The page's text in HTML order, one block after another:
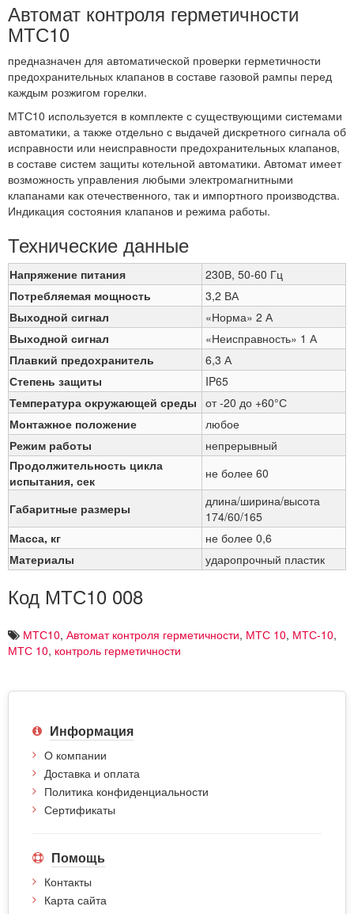
Автомат контроля герметичности
МТС10
предназначен для автоматической проверки герметичности
предохранительных клапанов в составе газовой рампы перед
каждым розжигом горелки.
МТС10 используется в комплекте с существующими системами
автоматики, а также отдельно с выдачей дискретного сигнала об
исправности или неисправности предохранительных клапанов,
в составе систем защиты котельной автоматики. Автомат имеет
возможность управления любыми электромагнитными
клапанами как отечественного, так и импортного производства.
Индикация состояния клапанов и режима работы.
Технические данные
Напряжение питания
230В, 50-60 Гц
Потребляемая мощность
3,2 ВА
Выходной сигнал
«Норма» 2 А
Выходной сигнал
«Неисправность» 1 А
Плавкий предохранитель
6,3 А
Степень защиты
IP65
Температура окружающей среды от -20 до +60°С
Монтажное положение
любое
Режим работы
непрерывный
Продолжительность цикла
испытания, сек
не более 60
Габаритные размеры
длина/ширина/высота
174/60/165
Масса, кг
не более 0,6
Материалы
ударопрочный пластик
Код МТС10 008
МТС10, Автомат контроля герметичности, МТС 10, МТС-10,
МТС 10, контроль герметичности
Информация
О компании
Доставка и оплата
Политика конфиденциальности
Сертификаты
Помощь
Контакты
Карта сайта